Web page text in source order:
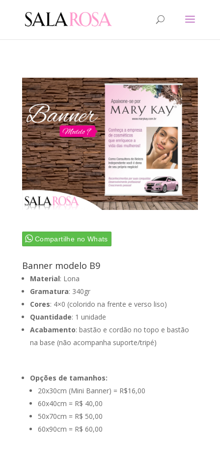
Compartilhe no Whats
Banner modelo B9
Material: Lona
Gramatura: 340gr
Cores: 4×0 (colorido na frente e verso liso)
Quantidade: 1 unidade
Acabamento: bastão e cordão no topo e bastão
na base (não acompanha suporte/tripé)
Opções de tamanhos:
20x30cm (Mini Banner) = R$16,00
60x40cm = R$ 40,00
50x70cm = R$ 50,00
60x90cm = R$ 60,00